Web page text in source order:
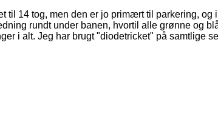
til 14 tog, men den er jo primært til parkering,
rundt under banen, hvortil alle grønne og
i alt. Jeg har brugt "diodetricket" på samtlige